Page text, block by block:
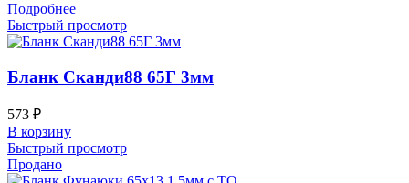
Подробнее
Быстрый просмотр
Бланк Сканди88 65Г 3мм
573 ₽
В корзину
Быстрый просмотр
Продано